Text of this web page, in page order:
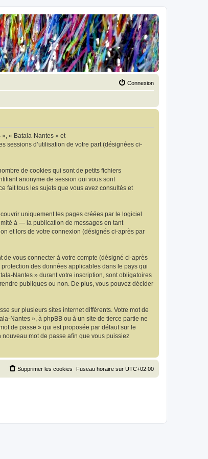
Connexion
« Batala-Nantes » et
sessions d’utilisation de votre part (désignées ci-
de cookies qui sont de petits fichiers
anonyme de session qui vous sont
fait tous les sujets que vous avez consultés et
uniquement les pages créées par le logiciel
à — la publication de messages en tant
et lors de votre connexion (désignés ci-après par
de vous connecter à votre compte (désigné ci-après
des données applicables dans le pays qui
Nantes » durant votre inscription, sont obligatoires
publiques ou non. De plus, vous pouvez décider
sur plusieurs sites internet différents. Votre mot de
Nantes », à phpBB ou à un site de tierce partie ne
de passe » qui est proposée par défaut sur le
mot de passe afin que vous puissiez
Fuseau horaire sur UTC+02:00
Supprimer les cookies